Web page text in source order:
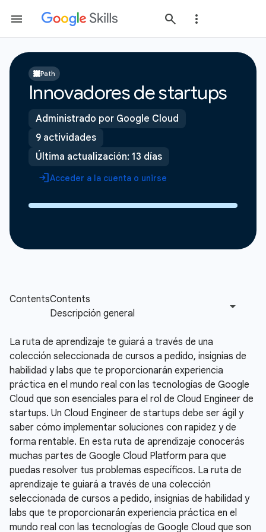
Path
Innovadores de startups
Administrado por Google Cloud
9 actividades
Última actualización: 13 días
Acceder a la cuenta o unirse
La ruta de aprendizaje te guiará a través de una
colección seleccionada de cursos a pedido, insignias de
habilidad y labs que te proporcionarán experiencia
práctica en el mundo real con las tecnologías de Google
Cloud que son esenciales para el rol de Cloud Engineer de
startups. Un Cloud Engineer de startups debe ser ágil y
saber cómo implementar soluciones con rapidez y de
forma rentable. En esta ruta de aprendizaje conocerás
muchas partes de Google Cloud Platform para que
puedas resolver tus problemas específicos. La ruta de
aprendizaje te guiará a través de una colección
seleccionada de cursos a pedido, insignias de habilidad y
labs que te proporcionarán experiencia práctica en el
mundo real con las tecnologías de Google Cloud que son